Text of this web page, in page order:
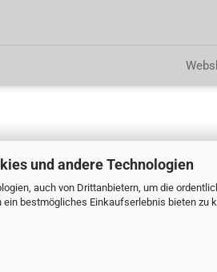
und andere Technologien
auch von Drittanbietern, um die
bestmögliches Einkaufserlebnis bieten zu